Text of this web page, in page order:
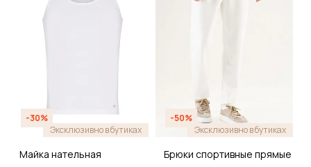
-30%
Эксклюзивно в бутиках
Майка нательная
-50%
Эксклюзивно в бутиках
Брюки спортивные прямые